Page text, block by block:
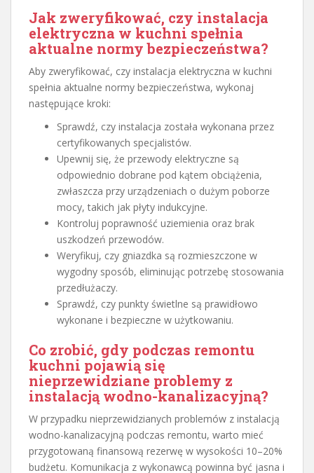
Jak zweryfikować, czy instalacja
elektryczna w kuchni spełnia
aktualne normy bezpieczeństwa?
Aby zweryfikować, czy instalacja elektryczna w kuchni
spełnia aktualne normy bezpieczeństwa, wykonaj
następujące kroki:
Sprawdź, czy instalacja została wykonana przez
certyfikowanych specjalistów.
Upewnij się, że przewody elektryczne są
odpowiednio dobrane pod kątem obciążenia,
zwłaszcza przy urządzeniach o dużym poborze
mocy, takich jak płyty indukcyjne.
Kontroluj poprawność uziemienia oraz brak
uszkodzeń przewodów.
Weryfikuj, czy gniazdka są rozmieszczone w
wygodny sposób, eliminując potrzebę stosowania
przedłużaczy.
Sprawdź, czy punkty świetlne są prawidłowo
wykonane i bezpieczne w użytkowaniu.
Co zrobić, gdy podczas remontu
kuchni pojawią się
nieprzewidziane problemy z
instalacją wodno-kanalizacyjną?
W przypadku nieprzewidzianych problemów z instalacją
wodno-kanalizacyjną podczas remontu, warto mieć
przygotowaną finansową rezerwę w wysokości 10–20%
budżetu. Komunikacja z wykonawcą powinna być jasna i